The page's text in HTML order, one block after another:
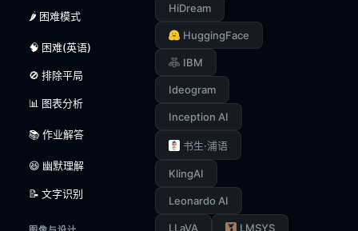
🌶️ 困难模式
🧠 困难(英语)
🚫 排除平局
📊 图表分析
📚 作业解答
😆 幽默理解
📝 文字识别
HiDream
HuggingFace
IBM
Ideogram
Inception AI
书生·浦语
KlingAI
Leonardo AI
LLaVA LMSYS